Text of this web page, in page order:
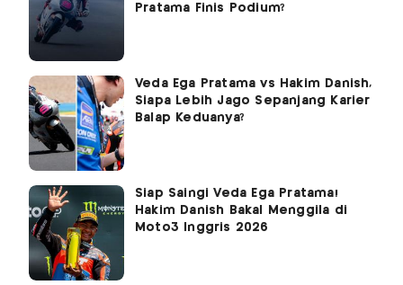
Pratama Finis Podium?
Veda Ega Pratama vs Hakim Danish,
Siapa Lebih Jago Sepanjang Karier
Balap Keduanya?
Siap Saingi Veda Ega Pratama!
Hakim Danish Bakal Menggila di
Moto3 Inggris 2026